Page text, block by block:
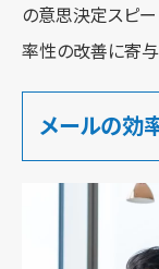
の意思決定スピー
率性の改善に寄与
メールの効